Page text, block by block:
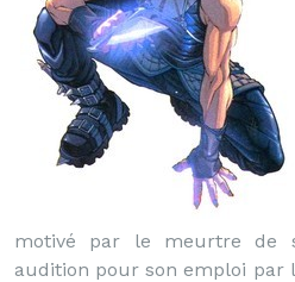
motivé par le meurtre de
audition pour son emploi par